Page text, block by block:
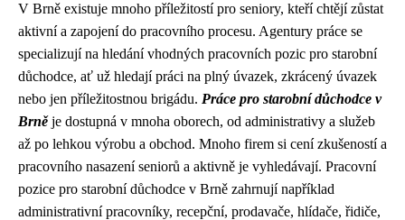
V Brně existuje mnoho příležitostí pro seniory, kteří chtějí zůstat
aktivní a zapojení do pracovního procesu. Agentury práce se
specializují na hledání vhodných pracovních pozic pro starobní
důchodce, ať už hledají práci na plný úvazek, zkrácený úvazek
nebo jen příležitostnou brigádu. Práce pro starobní důchodce v
Brněje dostupná v mnoha oborech, od administrativy a služeb
až po lehkou výrobu a obchod. Mnoho firem si cení zkušeností a
pracovního nasazení seniorů a aktivně je vyhledávají. Pracovní
pozice pro starobní důchodce v Brně zahrnují například
administrativní pracovníky, recepční, prodavače, hlídače, řidiče,